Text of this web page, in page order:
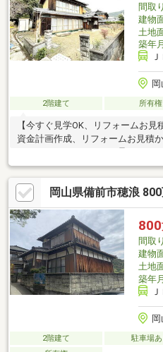
間取り
建物
土地
築年月
2階建て 所有権
【今すぐ見学OK、リフォームお
資金計画作成、リフォームお見積
きません■赤穂線「寒河」駅まで
広々南庭♪■照明や天井、障子など
♪ 「まだ検討中なので…」という
較◎月々支払いのシミュレーショ
住み始めるまでの流れetc.など、
だきます！LINEでやり取りも可能
せください♪
岡山県備前市穂浪
800
間取り
建物
土地
築年
2階建て 駐車場あ